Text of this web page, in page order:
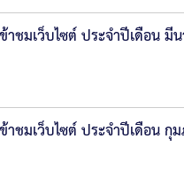
าชมเว็บไซต์ ประจำปีเดือน
าชมเว็บไซต์ ประจำปีเดือน